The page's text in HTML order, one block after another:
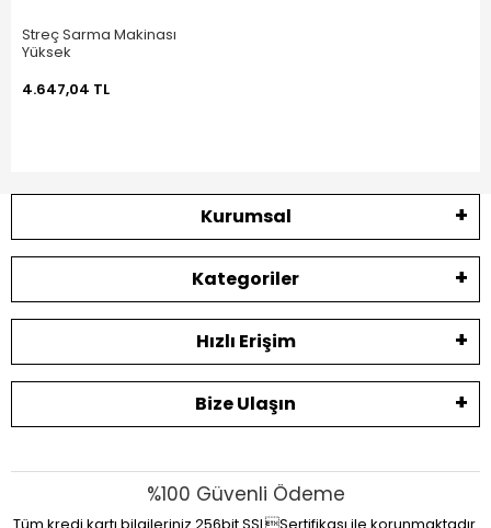
Streç Sarma Makinası
Yüksek
4.647,04 TL
Kurumsal
Kategoriler
Hızlı Erişim
Bize Ulaşın
%100 Güvenli Ödeme